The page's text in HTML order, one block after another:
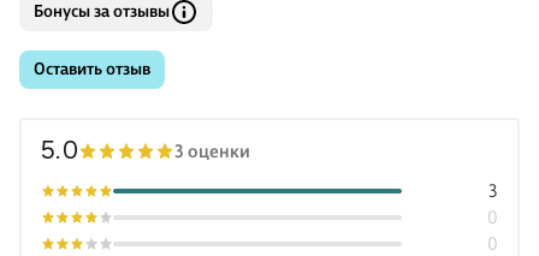
Бонусы за отзывы
Оставить отзыв
5.0 3 оценки
0
0
3